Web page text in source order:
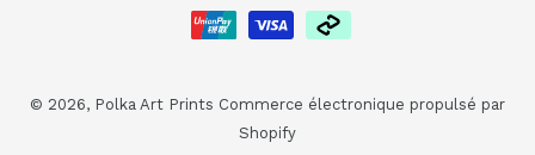
paiement
© 2026, Polka Art Prints Commerce électronique propulsé par
Shopify